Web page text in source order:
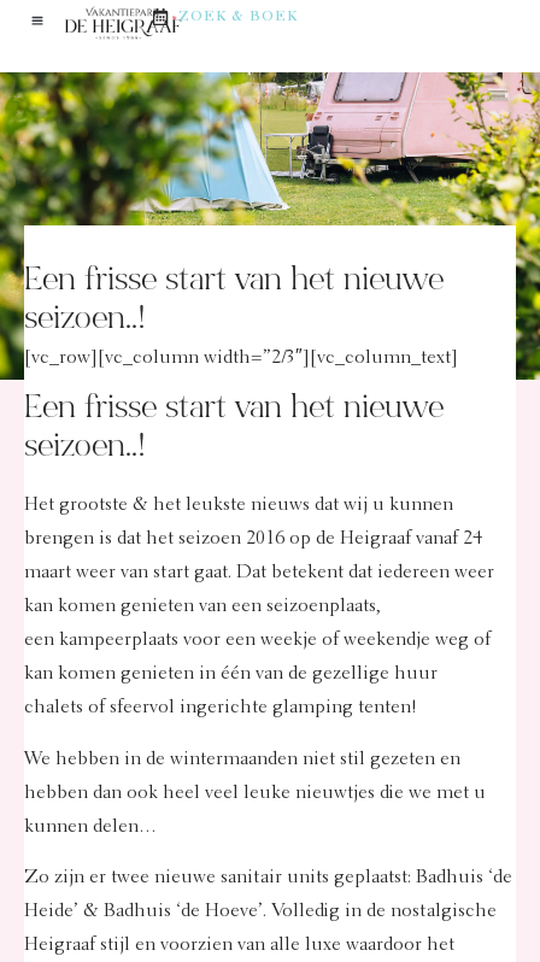
ZOEK & BOEK
Een frisse start van het nieuwe
seizoen..!
[vc_row][vc_column width=”2/3″][vc_column_text]
Een frisse start van het nieuwe
seizoen..!
Het grootste & het leukste nieuws dat wij u kunnen
brengen is dat het seizoen 2016 op de Heigraaf vanaf 24
maart weer van start gaat. Dat betekent dat iedereen weer
kan komen genieten van een seizoenplaats,
een kampeerplaats voor een weekje of weekendje weg of
kan komen genieten in één van de gezellige huur
chalets of sfeervol ingerichte glamping tenten!
We hebben in de wintermaanden niet stil gezeten en
hebben dan ook heel veel leuke nieuwtjes die we met u
kunnen delen…
Zo zijn er twee nieuwe sanitair units geplaatst: Badhuis ‘de
Heide’ & Badhuis ‘de Hoeve’. Volledig in de nostalgische
Heigraaf stijl en voorzien van alle luxe waardoor het